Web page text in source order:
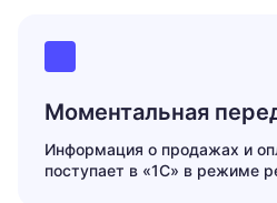
Моментальная
Информация о продажах и
поступает в «1С» в режиме